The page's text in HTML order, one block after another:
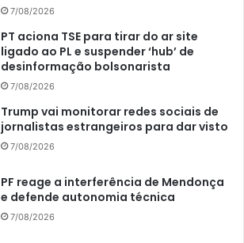
7/08/2026
PT aciona TSE para tirar do ar site
ligado ao PL e suspender ‘hub’ de
desinformação bolsonarista
7/08/2026
Trump vai monitorar redes sociais de
jornalistas estrangeiros para dar visto
7/08/2026
PF reage a interferência de Mendonça
e defende autonomia técnica
7/08/2026